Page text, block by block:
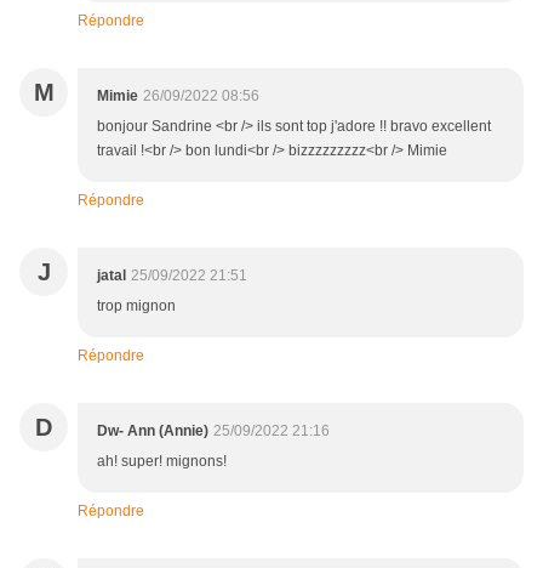
Répondre
M Mimie 26/09/2022 08:56
bonjour Sandrine <br /> ils sont top j'adore !! bravo excellent
travail !<br /> bon lundi<br /> bizzzzzzzzz<br /> Mimie
Répondre
J jatal 25/09/2022 21:51
trop mignon
Répondre
D Dw- Ann (Annie) 25/09/2022 21:16
ah! super! mignons!
Répondre